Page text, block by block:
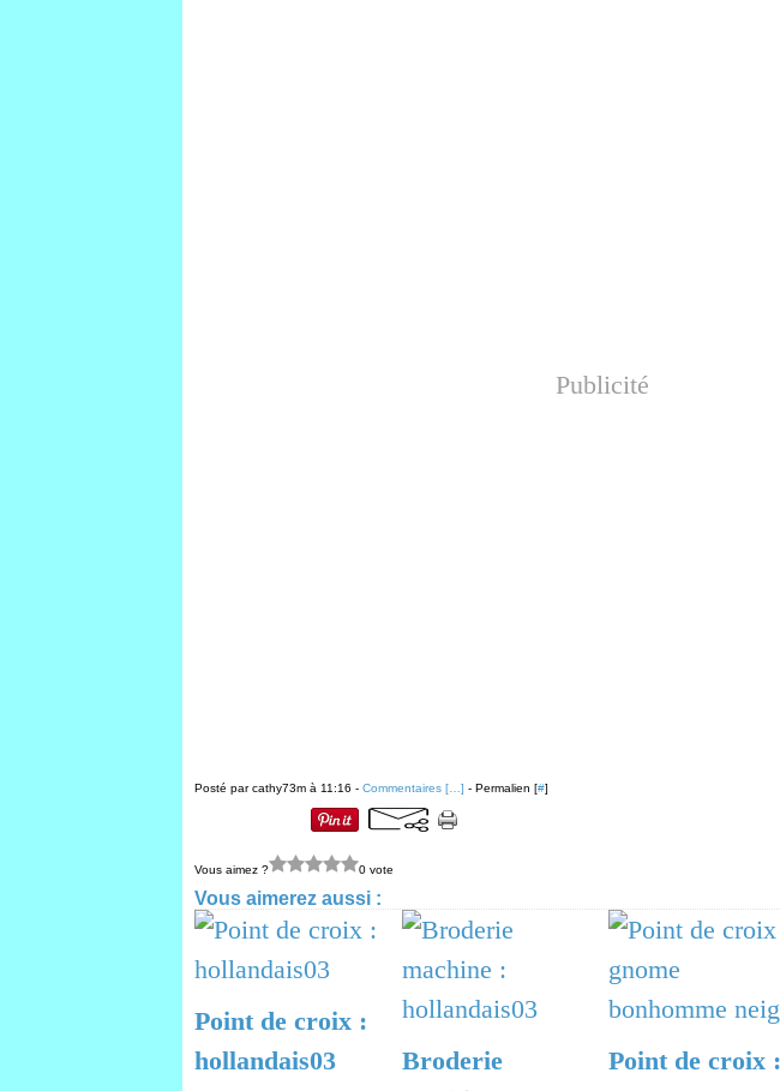
Publicité
Posté par cathy73m à 11:16 - Commentaires [ ] - Permalien [#]
Vous aimez ? 0 vote
Vous aimerez aussi :
Point de croix :
hollandais03
Broderie
Point de croix :